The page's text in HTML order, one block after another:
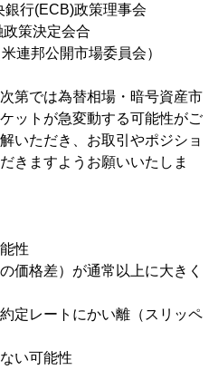
政策理事会
策決定会合
公開市場委員会）
第では為替相場・暗号資産市
ットが急変動する可能性がご
いただき、お取引やポジショ
きますようお願いいたしま
性
価格差）が通常以上に大きく
定レートにかい離（スリッペ
い可能性